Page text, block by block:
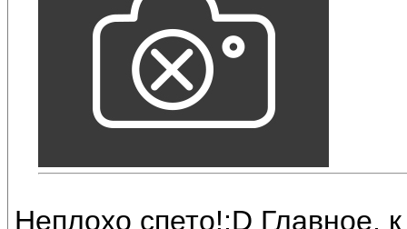
Неплохо спето!:D Главное,